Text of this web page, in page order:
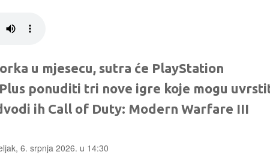
u mjesecu, sutra će PlayStation
ponuditi tri nove igre koje mogu
ih Call of Duty: Modern Warfare III
6. srpnja 2026. u 14:30